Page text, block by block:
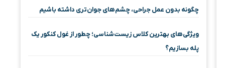
چگونه بدون عمل جراحی، چشم‌های جوان‌تری داشته باشیم
ویژگی‌های بهترین کلاس زیست‌شناسی؛ چطور از غول کنکور یک
پله بسازیم؟